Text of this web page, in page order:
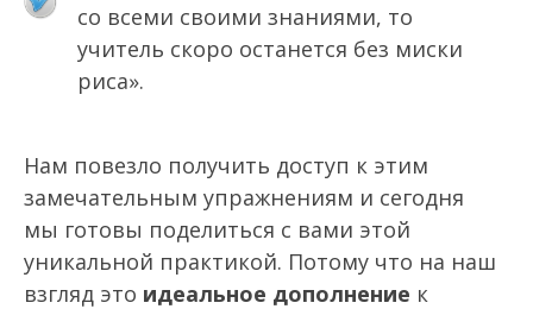
со всеми своими знаниями, то
учитель скоро останется без миски
риса».
Нам повезло получить доступ к этим
замечательным упражнениям и сегодня
мы готовы поделиться с вами этой
уникальной практикой. Потому что на наш
взгляд это идеальное дополнение к